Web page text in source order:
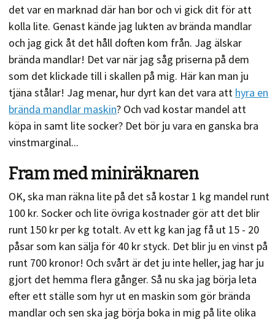
det var en marknad där han bor och vi gick dit för att
kolla lite. Genast kände jag lukten av brända mandlar
och jag gick åt det håll doften kom från. Jag älskar
brända mandlar! Det var när jag såg priserna på dem
som det klickade till i skallen på mig. Här kan man ju
tjäna stålar! Jag menar, hur dyrt kan det vara att hyra en
brända mandlar maskin? Och vad kostar mandel att
köpa in samt lite socker? Det bör ju vara en ganska bra
vinstmarginal...
Fram med miniräknaren
OK, ska man räkna lite på det så kostar 1 kg mandel runt
100 kr. Socker och lite övriga kostnader gör att det blir
runt 150 kr per kg totalt. Av ett kg kan jag få ut 15 - 20
påsar som kan sälja för 40 kr styck. Det blir ju en vinst på
runt 700 kronor! Och svårt är det ju inte heller, jag har ju
gjort det hemma flera gånger. Så nu ska jag börja leta
efter ett ställe som hyr ut en maskin som gör brända
mandlar och sen ska jag börja boka in mig på lite olika